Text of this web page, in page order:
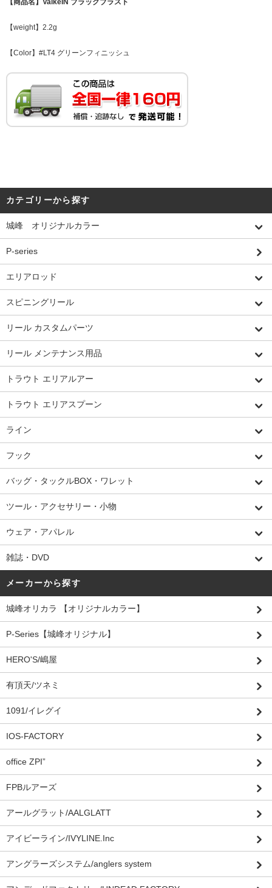
【商品名】ValkeIN ブラックブラスト
【weight】2.2g
【Color】#LT4 グリーンフィニッシュ
カテゴリーから探す
城峰 オリジナルカラー
P-series
エリアロッド
スピニングリール
リール カスタムパーツ
リール メンテナンス用品
トラウト エリアルアー
トラウト エリアスプーン
ライン
フック
バッグ・タックルBOX・ワレット
ツール・アクセサリー・小物
ウェア・アパレル
雑誌・DVD
メーカーから探す
城峰オリカラ 【オリジナルカラー】
P-Series【城峰オリジナル】
HERO'S/嶋屋
有頂天/ツネミ
1091/イレグイ
IOS-FACTORY
office ZPI”
FPBルアーズ
アールグラット/AALGLATT
アイビーライン/IVYLINE.Inc
アングラーズシステム/anglers system